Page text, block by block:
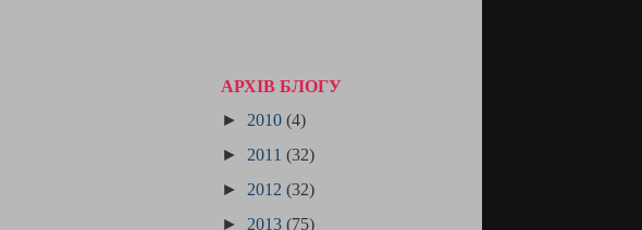
АРХІВ БЛОГУ
► 2010 (4)
► 2011 (32)
► 2012 (32)
► 2013 (75)